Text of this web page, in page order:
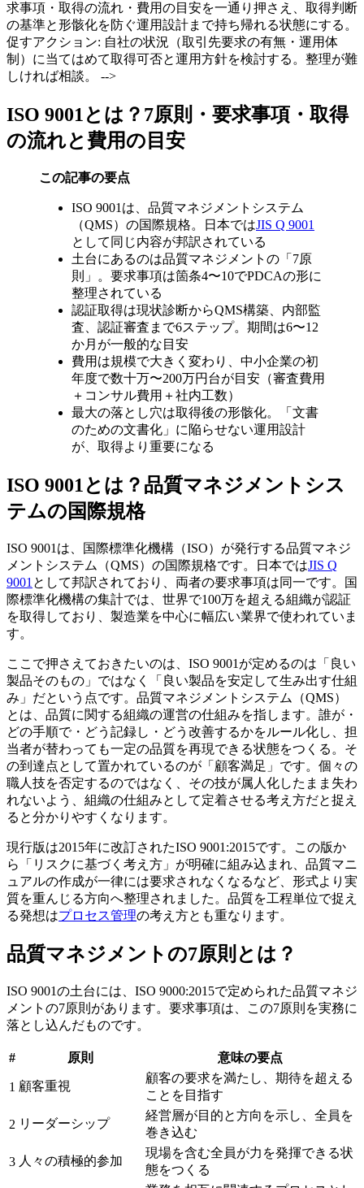
求事項・取得の流れ・費用の目安を一通り押さえ、取得判断
の基準と形骸化を防ぐ運用設計まで持ち帰れる状態にする。
促すアクション: 自社の状況（取引先要求の有無・運用体
制）に当てはめて取得可否と運用方針を検討する。整理が難
しければ相談。 -->
ISO 9001とは？7原則・要求事項・取得
の流れと費用の目安
この記事の要点
ISO 9001は、品質マネジメントシステム
（QMS）の国際規格。日本ではJIS Q 9001
として同じ内容が邦訳されている
土台にあるのは品質マネジメントの「7原
則」。要求事項は箇条4〜10でPDCAの形に
整理されている
認証取得は現状診断からQMS構築、内部監
査、認証審査まで6ステップ。期間は6〜12
か月が一般的な目安
費用は規模で大きく変わり、中小企業の初
年度で数十万〜200万円台が目安（審査費用
＋コンサル費用＋社内工数）
最大の落とし穴は取得後の形骸化。「文書
のための文書化」に陥らせない運用設計
が、取得より重要になる
ISO 9001とは？品質マネジメントシス
テムの国際規格
ISO 9001は、国際標準化機構（ISO）が発行する品質マネジ
メントシステム（QMS）の国際規格です。日本ではJIS Q
9001 として邦訳されており、両者の要求事項は同一です。国
際標準化機構の集計では、世界で100万を超える組織が認証
を取得しており、製造業を中心に幅広い業界で使われていま
す。
ここで押さえておきたいのは、ISO 9001が定めるのは「良い
製品そのもの」ではなく「良い製品を安定して生み出す仕組
み」だという点です。品質マネジメントシステム（QMS）
とは、品質に関する組織の運営の仕組みを指します。誰が・
どの手順で・どう記録し・どう改善するかをルール化し、担
当者が替わっても一定の品質を再現できる状態をつくる。そ
の到達点として置かれているのが「顧客満足」です。個々の
職人技を否定するのではなく、その技が属人化したまま失わ
れないよう、組織の仕組みとして定着させる考え方だと捉え
ると分かりやすくなります。
現行版は2015年に改訂されたISO 9001:2015です。この版か
ら「リスクに基づく考え方」が明確に組み込まれ、品質マニ
ュアルの作成が一律には要求されなくなるなど、形式より実
質を重んじる方向へ整理されました。品質を工程単位で捉え
る発想はプロセス管理の考え方とも重なります。
品質マネジメントの7原則とは？
ISO 9001の土台には、ISO 9000:2015で定められた品質マネジ
メントの7原則があります。要求事項は、この7原則を実務に
落とし込んだものです。
# 原則 意味の要点
1 顧客重視
顧客の要求を満たし、期待を超える
ことを目指す
2 リーダーシップ
経営層が目的と方向を示し、全員を
巻き込む
3 人々の積極的参加
現場を含む全員が力を発揮できる状
態をつくる